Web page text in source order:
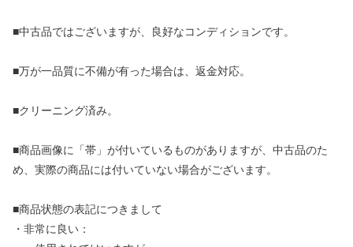
■中古品ではございますが、良好なコンディションです。
■万が一品質に不備が有った場合は、返金対応。
■クリーニング済み。
■商品画像に「帯」が付いているものがありますが、中古品のた
め、実際の商品には付いていない場合がございます。
■商品状態の表記につきまして
・非常に良い：